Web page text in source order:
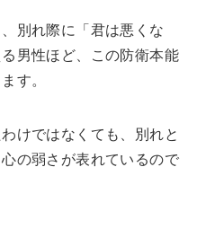
別れ際に「君は悪くな
男性ほど、この防衛本能
す。
けではなくても、別れと
の弱さが表れているので